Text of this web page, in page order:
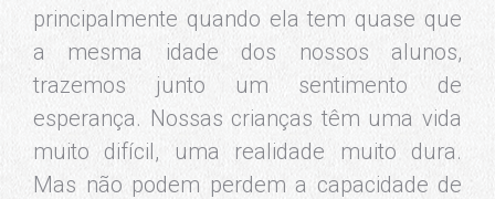
principalmente quando ela tem quase que
a mesma idade dos nossos alunos,
trazemos junto um sentimento de
esperança. Nossas crianças têm uma vida
muito difícil, uma realidade muito dura.
Mas não podem perdem a capacidade de